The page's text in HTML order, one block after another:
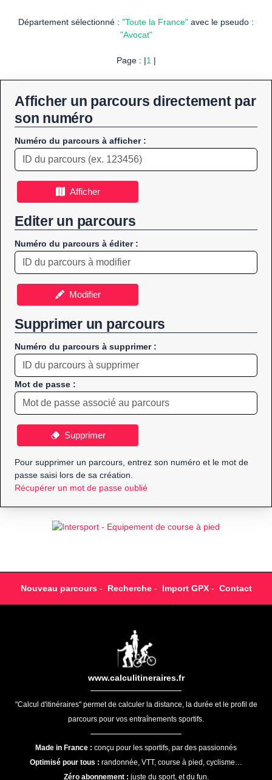
Département sélectionné : "Toute la France" avec le pseudo :
"Avocat"
Page : |1|
Afficher un parcours directement par
son numéro
Numéro du parcours à afficher :
Afficher
Editer un parcours
Numéro du parcours à éditer :
Modifier
Supprimer un parcours
Numéro du parcours à supprimer :
Mot de passe :
Supprimer
Pour supprimer un parcours, entrez son numéro et le mot de
passe saisi lors de sa création.
Récupérer un mot de passe oublié
Nouveau parcours- Recherche- Import GPX- Contact
www.calculitineraires.fr
"Calcul d'itinéraires" permet de calculer la distance, la durée et le profil de
parcours pour vos entraînements sportifs.
Made in France : conçu pour les sportifs, par des passionnés
Optimisé pour tous : randonnée, VTT, course à pied, cyclisme…
Zéro abonnement : juste du sport, et du fun.